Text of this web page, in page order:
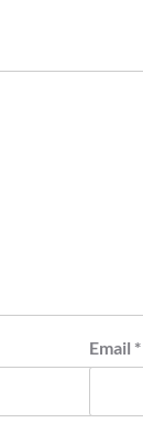
Email *